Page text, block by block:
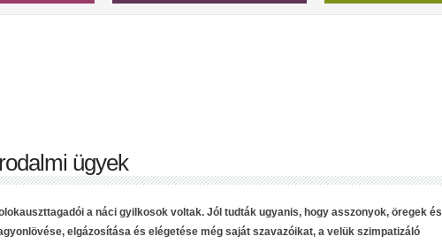
ügyek
a náci gyilkosok voltak. Jól tudták ugyanis, hogy asszonyok, öregek és
elgázosítása és elégetése még saját szavazóikat, a velük szimpatizáló